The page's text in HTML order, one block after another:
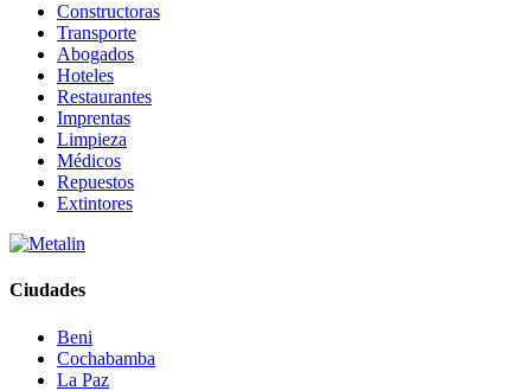
Constructoras
Transporte
Abogados
Hoteles
Restaurantes
Imprentas
Limpieza
Médicos
Repuestos
Extintores
Ciudades
Beni
Cochabamba
La Paz